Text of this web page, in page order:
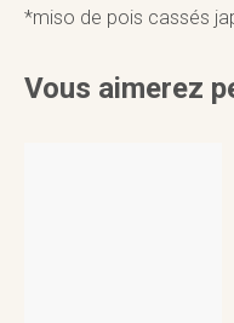
*miso de pois cassés
Vous aimerez